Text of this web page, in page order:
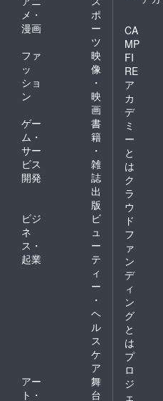
メ・
漫画
ポ
ー
ツ
ファ
ッ
ショ
ン
映
像
・
映
画
ゲー
ム・
サー
ビス
開発
書
籍
・
雑
誌
出
版
ビジ
ネ
ス・
起業
ビ
ュ
ー
テ
ィ
ー
・
ヘ
ル
ス
ケ
ア
アー
ト・
舞
台
CA
MP
FI
RE
ア
カ
デ
ミ
ー
と
は
ク
ラ
ウ
ド
フ
ァ
ン
デ
ィ
ン
グ
と
は
プ
ロ
ジ
ェ